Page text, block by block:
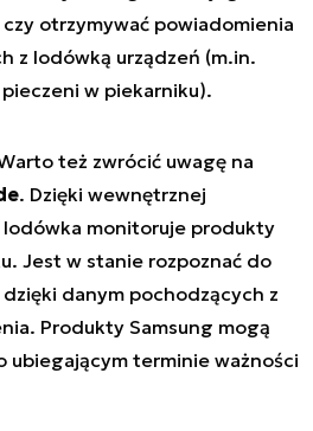
otrzymywać powiadomienia
z lodówką urządzeń (m.in.
w piekarniku).
też zwrócić uwagę na
. Dzięki wewnętrznej
monitoruje produkty
Jest w stanie rozpoznać do
danym pochodzących z
Produkty Samsung mogą
ubiegającym terminie ważności